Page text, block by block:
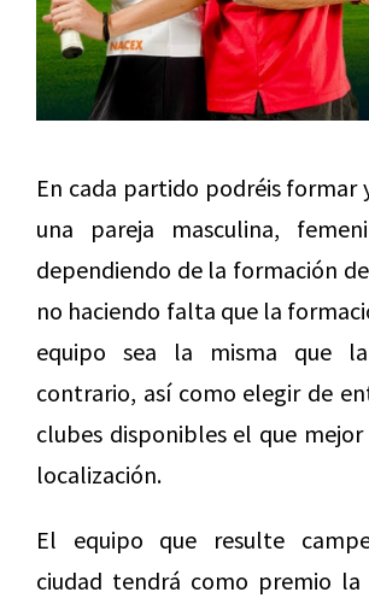
En cada partido podréis formar
una pareja masculina,
dependiendo de la formación
no haciendo falta que la
equipo sea la misma que
contrario, así como elegir de
clubes disponibles el que
localización.
El equipo que resulte
ciudad tendrá como premio la